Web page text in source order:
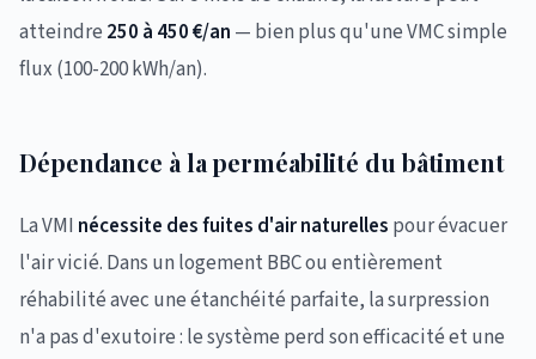
atteindre 250 à 450 €/an — bien plus qu'une VMC simple
flux (100-200 kWh/an).
Dépendance à la perméabilité du bâtiment
La VMI nécessite des fuites d'air naturelles pour évacuer
l'air vicié. Dans un logement BBC ou entièrement
réhabilité avec une étanchéité parfaite, la surpression
n'a pas d'exutoire : le système perd son efficacité et une